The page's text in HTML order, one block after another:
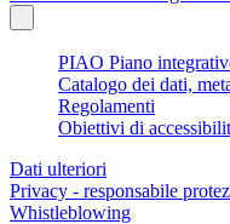
PIAO Piano
Catalogo dei dati,
Regolamenti
Obiettivi di
Dati ulteriori
Privacy - responsabile
Whistleblowing